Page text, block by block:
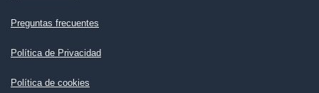
Preguntas frecuentes
Política de Privacidad
Política de cookies